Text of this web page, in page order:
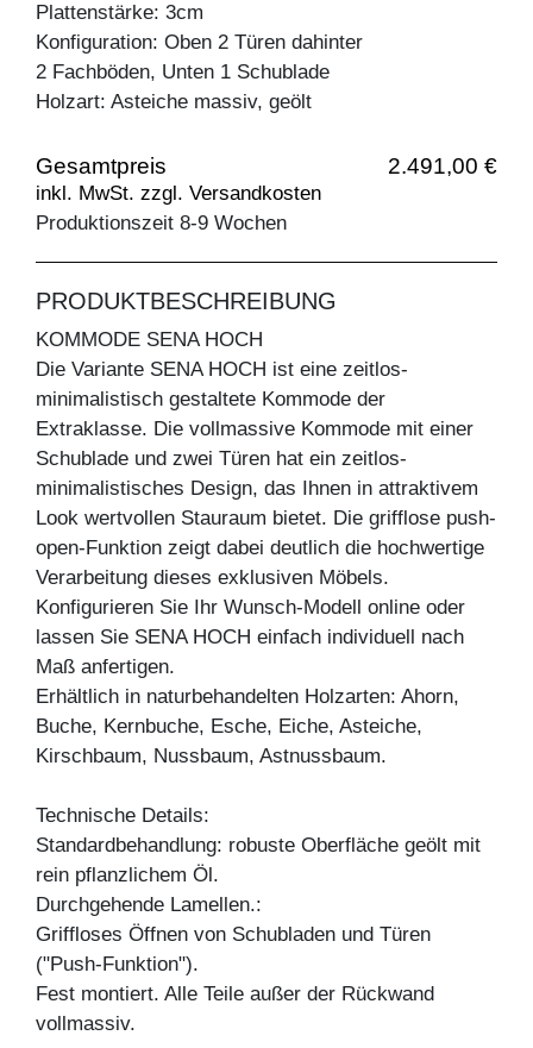
Plattenstärke: 3cm
Konfiguration: Oben 2 Türen dahinter
2 Fachböden, Unten 1 Schublade
Holzart: Asteiche massiv, geölt
Gesamtpreis 2.491,00 €
inkl. MwSt. zzgl. Versandkosten
Produktionszeit 8-9 Wochen
PRODUKTBESCHREIBUNG
KOMMODE SENA HOCH
Die Variante SENA HOCH ist eine zeitlos-
minimalistisch gestaltete Kommode der
Extraklasse. Die vollmassive Kommode mit einer
Schublade und zwei Türen hat ein zeitlos-
minimalistisches Design, das Ihnen in attraktivem
Look wertvollen Stauraum bietet. Die grifflose push-
open-Funktion zeigt dabei deutlich die hochwertige
Verarbeitung dieses exklusiven Möbels.
Konfigurieren Sie Ihr Wunsch-Modell online oder
lassen Sie SENA HOCH einfach individuell nach
Maß anfertigen.
Erhältlich in naturbehandelten Holzarten: Ahorn,
Buche, Kernbuche, Esche, Eiche, Asteiche,
Kirschbaum, Nussbaum, Astnussbaum.
Technische Details:
Standardbehandlung: robuste Oberfläche geölt mit
rein pflanzlichem Öl.
Durchgehende Lamellen.:
Griffloses Öffnen von Schubladen und Türen
("Push-Funktion").
Fest montiert. Alle Teile außer der Rückwand
vollmassiv.